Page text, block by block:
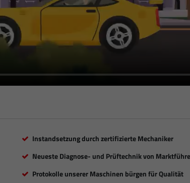
Instandsetzung durch zertifizierte Mechaniker
Neueste Diagnose- und Prüftechnik von
Protokolle unserer Maschinen bürgen für Qualität